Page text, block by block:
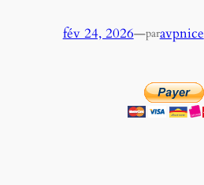
fév 24, 2026—paravpnice